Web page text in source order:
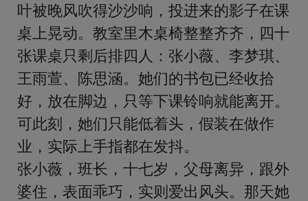
叶被晚风吹得沙沙响，投进来的影子在课
桌上晃动。教室里木桌椅整整齐齐，四十
张课桌只剩后排四人：张小薇、李梦琪、
王雨萱、陈思涵。她们的书包已经收拾
好，放在脚边，只等下课铃响就能离开。
可此刻，她们只能低着头，假装在做作
业，实际上手指都在发抖。
张小薇，班长，十七岁，父母离异，跟外
婆住，表面乖巧，实则爱出风头。那天她